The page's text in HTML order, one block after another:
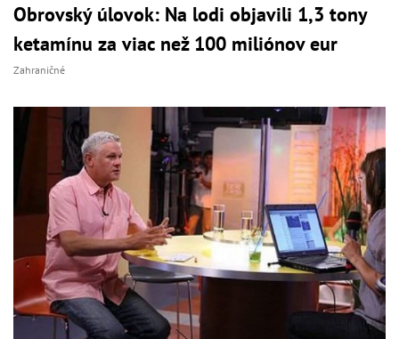
Obrovský úlovok: Na lodi objavili 1,3 tony
ketamínu za viac než 100 miliónov eur
Zahraničné